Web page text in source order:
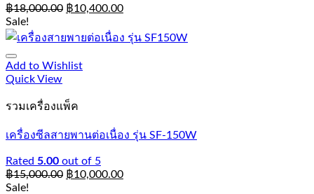
฿18,000.00 ฿10,400.00
Sale!
Add to Wishlist
Quick View
รวมเครื่องแพ็ค
เครื่องซีลสายพานต่อเนื่อง รุ่น SF-150W
Rated 5.00 out of 5
฿15,000.00 ฿10,000.00
Sale!